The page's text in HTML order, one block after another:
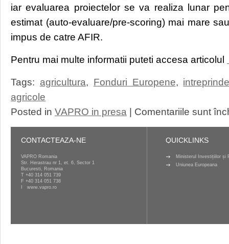
iar evaluarea proiectelor se va realiza lunar
estimat (auto-evaluare/pre-scoring) mai mare
impus de catre AFIR.
Pentru mai multe informatii puteti accesa articolul
Tags: agricultura, Fonduri Europene,
agricole
Posted in VAPRO in presa | Comentariile sunt
CONTACTEAZA-NE
VAPRO Romania
Str. Herastrau nr 1, et. 6, Sector 1
Bucuresti, Romania
T +40 314 051 739
F +40 314 051 738
www.vapro.ro
QUICKLINKS
Ministerul Investițiilor și
Uniunea Europeana